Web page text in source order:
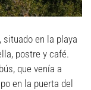
situado en la playa
postre y café.
que venía a
en la puerta del